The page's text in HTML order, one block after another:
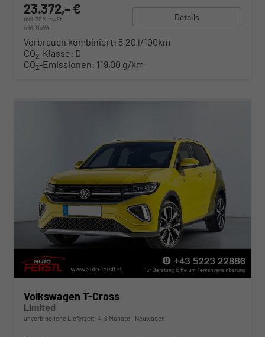
23.372,– €
incl. 20% MwSt.
inkl. NoVA
Details
Verbrauch kombiniert: 5,20 l/100km
CO2-Klasse: D
CO2-Emissionen: 119,00 g/km
Volkswagen T-Cross
Limited
unverbindliche Lieferzeit: 4-6 Monate Neuwagen